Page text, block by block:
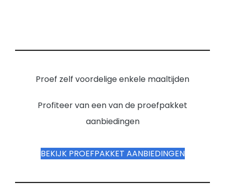
Proef zelf voordelige enkele maaltijden
Profiteer van een van de proefpakket
aanbiedingen
BEKIJK PROEFPAKKET AANBIEDINGEN